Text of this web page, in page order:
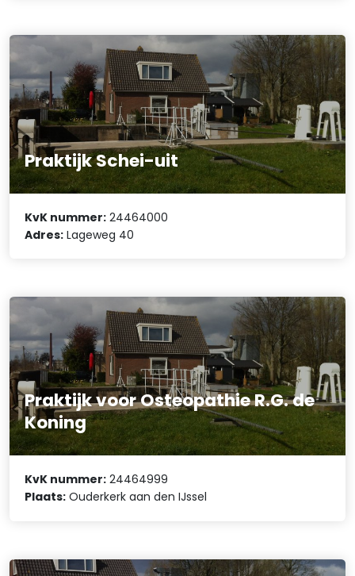
Praktijk Schei-uit
KvK nummer: 24464000
Adres: Lageweg 40
Praktijk voor Osteopathie R.G. de
Koning
KvK nummer: 24464999
Plaats: Ouderkerk aan den IJssel